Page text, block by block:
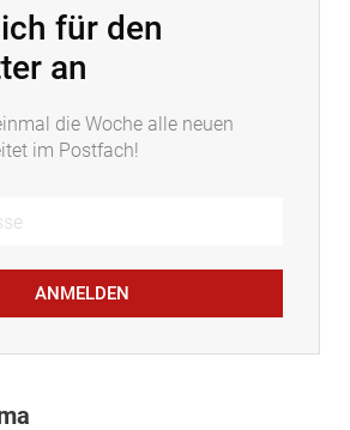
für den
an
die Woche alle neuen
im Postfach!
ANMELDEN